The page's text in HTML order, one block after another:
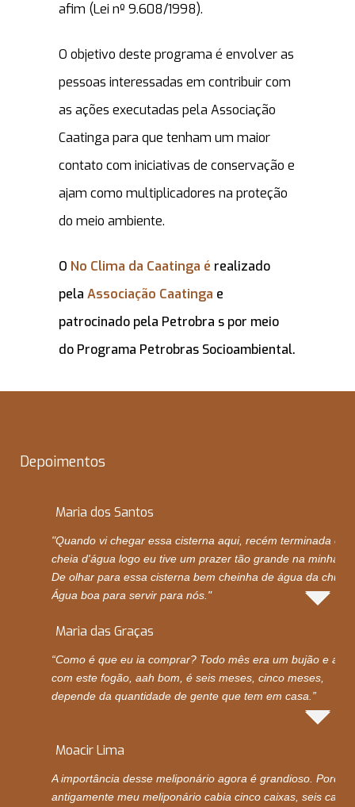
afim (Lei nº 9.608/1998).
O objetivo deste programa é envolver as
pessoas interessadas em contribuir com
as ações executadas pela Associação
Caatinga para que tenham um maior
contato com iniciativas de conservação e
ajam como multiplicadores na proteção
do meio ambiente.
O No Clima da Caatinga é realizado
pela Associação Caatinga e
patrocinado pela Petrobra s por meio
do Programa Petrobras Socioambiental.
Depoimentos
Maria dos Santos
"Quando vi chegar essa cisterna aqui, recém terminada e
cheia d'água logo eu tive um prazer tão grande na minha
De olhar para essa cisterna bem cheinha de água da chuva.
Água boa para servir para nós."
Maria das Graças
“Como é que eu ia comprar? Todo mês era um bujão e
com este fogão, aah bom, é seis meses, cinco meses,
depende da quantidade de gente que tem em casa.”
Moacir Lima
A importância desse meliponário agora é grandioso. Porque
antigamente meu meliponário cabia cinco caixas, seis